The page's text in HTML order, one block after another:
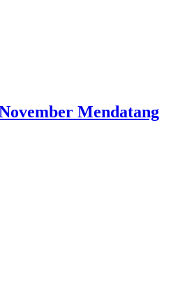
Mendatang